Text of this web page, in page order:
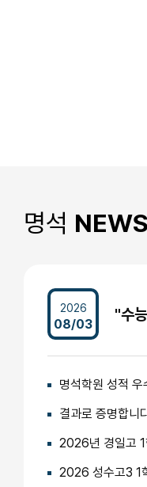
명석 NEWS
2026
08/03
명석학원 성적 우
결과로 증명합니
2026년 경일고 1
2026 성수고3 1